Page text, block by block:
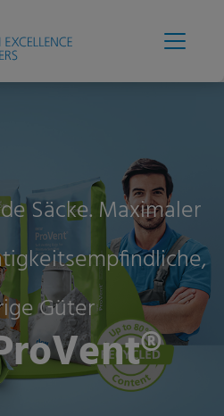
Säcke. Maximaler
Güter